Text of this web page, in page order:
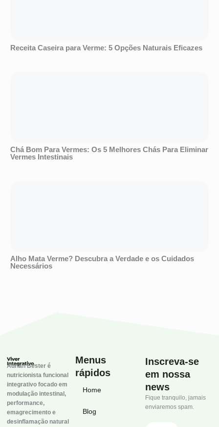
Receita Caseira para Verme: 5 Opções Naturais Eficazes
Chá Bom Para Vermes: Os 5 Melhores Chás Para Eliminar
Vermes Intestinais
Alho Mata Verme? Descubra a Verdade e os Cuidados
Necessários
Adrian Bester é
nutricionista funcional
integrativo focado em
modulação intestinal,
performance,
emagrecimento e
desinflamação natural
Menus
rápidos
Home
Blog
Inscreva-se
em nossa
news
Fique tranquilo, jamais
enviaremos spam.